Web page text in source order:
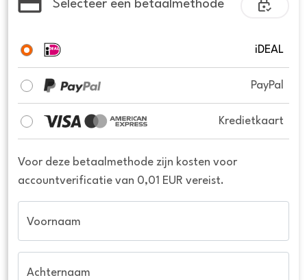
Selecteer een betaalmethode
iDEAL
PayPal
Kredietkaart
Voor deze betaalmethode zijn kosten voor
accountverificatie van 0,01 EUR vereist.
Voornaam
Achternaam